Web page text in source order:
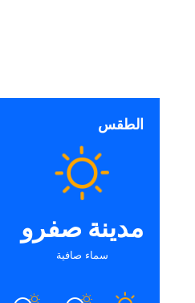
الطقس
مدينة صفرو
سماء صافية